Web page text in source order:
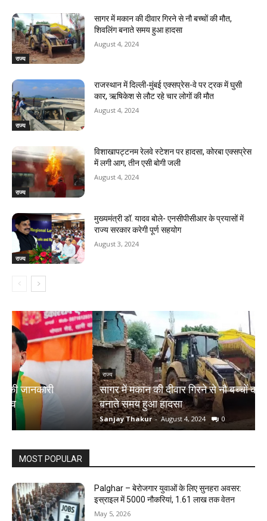
राज्य
सागर में मकान की दीवार गिरने से नौ बच्चों की मौत,
शिवलिंग बनाते समय हुआ हादसा
August 4, 2024
राज्य
राजस्‍थान में दिल्ली-मुंबई एक्सप्रेस-वे पर ट्रक में घुसी
कार, ऋषिकेश से लौट रहे चार लोगों की मौत
August 4, 2024
राज्य
विशाखापट्टनम रेलवे स्टेशन पर हादसा, कोरबा एक्सप्रेस
में लगी आग, तीन एसी बोगी जली
August 4, 2024
राज्य
मुख्यमंत्री डॉ. यादव बोले- एनसीपीसीआर के प्रयासों में
राज्य सरकार करेगी पूर्ण सहयोग
August 3, 2024
राज्य
सागर में मकान की दीवार गिरने से नौ बच्चों की मौत, शिवलिंग
बनाते समय हुआ हादसा
Sanjay Thakur August 4, 2024 0
MOST POPULAR
Palghar – बेरोजगार युवाओं के लिए सुनहरा अवसर:
इस्राइल में 5000 नौकरियां, ₹1.61 लाख तक वेतन
May 5, 2026